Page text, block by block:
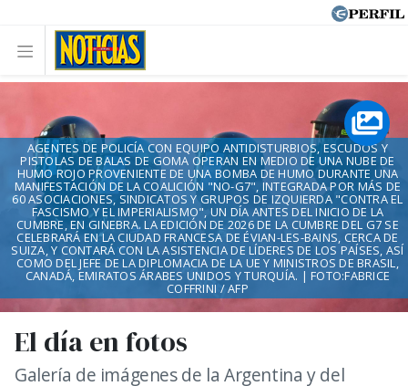
El día en fotos
Galería de imágenes de la Argentina y del
AGENTES DE POLICÍA CON EQUIPO ANTIDISTURBIOS, ESCUDOS Y
PISTOLAS DE BALAS DE GOMA OPERAN EN MEDIO DE UNA NUBE DE
HUMO ROJO PROVENIENTE DE UNA BOMBA DE HUMO DURANTE UNA
MANIFESTACIÓN DE LA COALICIÓN "NO-G7", INTEGRADA POR MÁS DE
60 ASOCIACIONES, SINDICATOS Y GRUPOS DE IZQUIERDA "CONTRA EL
FASCISMO Y EL IMPERIALISMO", UN DÍA ANTES DEL INICIO DE LA
CUMBRE, EN GINEBRA. LA EDICIÓN DE 2026 DE LA CUMBRE DEL G7 SE
CELEBRARÁ EN LA CIUDAD FRANCESA DE ÉVIAN-LES-BAINS, CERCA DE
SUIZA, Y CONTARÁ CON LA ASISTENCIA DE LÍDERES DE LOS PAÍSES, ASÍ
COMO DEL JEFE DE LA DIPLOMACIA DE LA UE Y MINISTROS DE BRASIL,
CANADÁ, EMIRATOS ÁRABES UNIDOS Y TURQUÍA. | FOTO:FABRICE
COFFRINI / AFP